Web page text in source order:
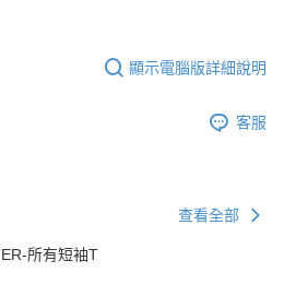
顯示電腦版詳細說明
客服
查看全部
所有短袖T